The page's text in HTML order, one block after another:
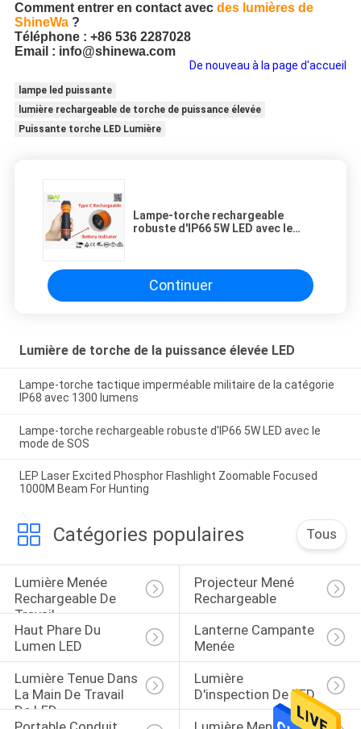
Comment entrer en contact avecdes lumières de
ShineWa?
Téléphone : +86 536 2287028
Email : info@shinewa.com
De nouveau à la page d'accueil
lampe led puissante
lumière rechargeable de torche de puissance élevée
Puissante torche LED Lumière
Lampe-torche rechargeable
robuste d'IP66 5W LED avec le
Continuer
Lumière de torche de la puissance élevée LED
Lampe-torche tactique imperméable militaire de la catégorie
IP68 avec 1300 lumens
Lampe-torche rechargeable robuste d'IP66 5W LED avec le
mode de SOS
LEP Laser Excited Phosphor Flashlight Zoomable Focused
1000M Beam For Hunting
Catégories populaires Tous
Lumière Menée
Rechargeable De
Travail
Projecteur Mené
Rechargeable
Haut Phare Du
Lumen LED
Lanterne Campante
Menée
Lumière Tenue Dans
La Main De Travail
De LED
Lumière
D'inspection De LED